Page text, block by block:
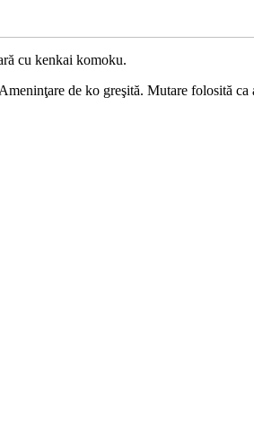
cu kenkai komoku.
de ko greşită. Mutare folosită